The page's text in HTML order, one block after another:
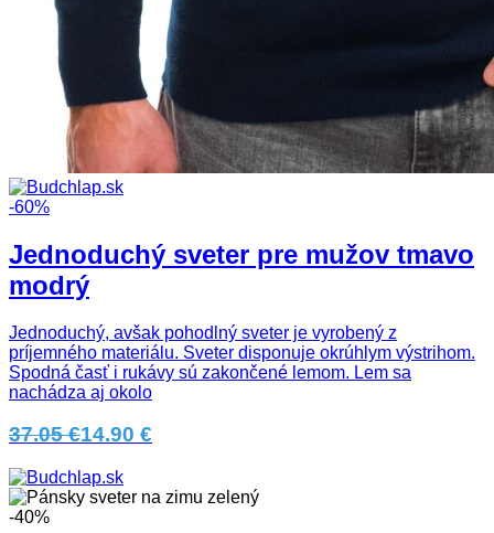
-60%
Jednoduchý sveter pre mužov tmavo
modrý
Jednoduchý, avšak pohodlný sveter je vyrobený z
príjemného materiálu. Sveter disponuje okrúhlym výstrihom.
Spodná časť i rukávy sú zakončené lemom. Lem sa
nachádza aj okolo
37.05 €14.90 €
-40%